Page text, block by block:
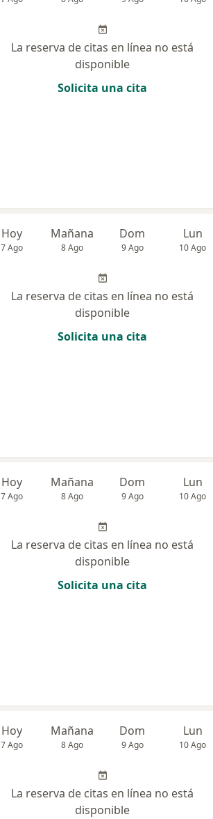
La reserva de citas en línea no está
disponible
Solicita una cita
Hoy
7 Ago
Mañana
8 Ago
Dom
9 Ago
Lun
10 Ago
La reserva de citas en línea no está
disponible
Solicita una cita
Hoy
7 Ago
Mañana
8 Ago
Dom
9 Ago
Lun
10 Ago
La reserva de citas en línea no está
disponible
Solicita una cita
Hoy
7 Ago
Mañana
8 Ago
Dom
9 Ago
Lun
10 Ago
La reserva de citas en línea no está
disponible